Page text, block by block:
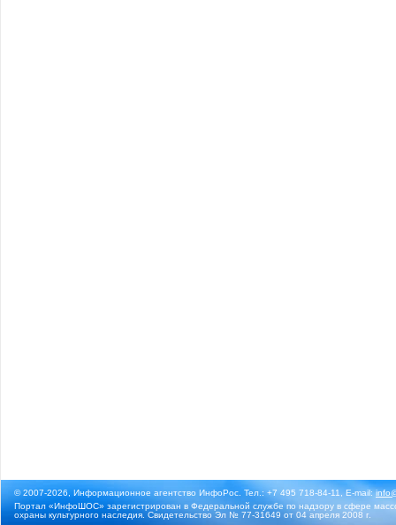
© 2007-2026, Информационное агентство ИнфоРос. Тел.: +7 495 718-84-11, E-mail:
Портал «ИнфоШОС» зарегистрирован в Федеральной службе по надзору в сфере
охраны культурного наследия. Свидетельство Эл № 77-31649 от 04 апреля 2008 г.